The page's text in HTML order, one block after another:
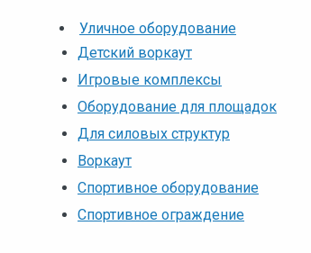
Уличное оборудование
Детский воркаут
Игровые комплексы
Оборудование для площадок
Для силовых структур
Воркаут
Спортивное оборудование
Спортивное ограждение